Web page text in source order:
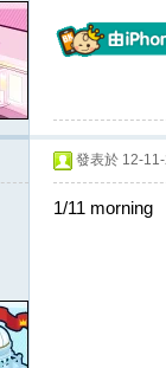
發表於 12-
1/11 morning